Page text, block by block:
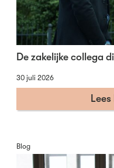
De zakelijke collega
30 juli 2026
Blog